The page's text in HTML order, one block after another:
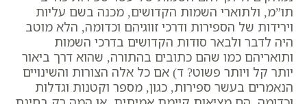
תו”מ, ולתוארי השמות הקדושים, מכנה בשם עליות
וירידות של הספירות ודרכי זווגיהם וכדומה, הלא מוטב
היה לדבר ולבאר סודות הקדושים בדרכי השמות
ותואריהם כמו שהם כתובים בהתורה, שהוא דרך ביאור
יותר קל ויותר פשוט? ד) אם כל אלה הצורות והשינויים
הנאמרים בעשר ספירות, כגון, מספר וקטנות וגדלות